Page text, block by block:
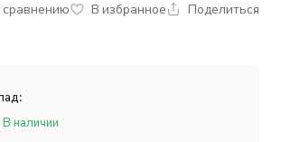
сравнению В избранное Поделиться
В наличии